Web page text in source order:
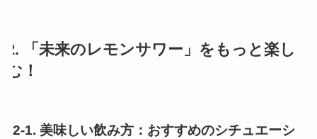
2. 「未来のレモンサワー」をもっと楽し
む！
2-1. 美味しい飲み方：おすすめのシチュエーシ